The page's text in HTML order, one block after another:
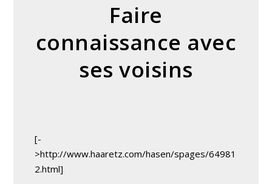
Faire
connaissance avec
ses voisins
[-
>http://www.haaretz.com/hasen/spages/64981
2.html]